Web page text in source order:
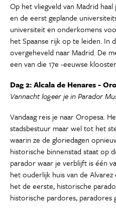
Op het vliegveld van Madrid
en de eerst geplande
universiteit en onderkomens
het Spaanse rijk op te leiden. In
overgeheveld naar Madrid. De
een van die 17e -eeuwse
Dag 2: Alcala de Henares -
Vannacht logeer je in Parador
Vandaag reis je naar Oropesa.
stadsbestuur maar wel tot het
waarin ze de gloriedagen
historische binnenstad staat op
parador waar je verblijft is één
het ouderlijk huis van de
het de eerste, historische
historische pardores,